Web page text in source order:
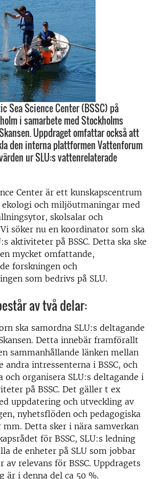
Sea Science Center (BSSC) på
i samarbete med Stockholms
Uppdraget omfattar också att
den interna plattformen Vattenforum
ur SLU:s vattenrelaterade
Center är ett kunskapscentrum
ekologi och miljöutmaningar med
skolsalar och
söker nu en koordinator som ska
aktiviteter på BSSC. Detta ska ske
mycket omfattande,
forskningen och
som bedrivs på SLU.
av två delar:
ska samordna SLU:s deltagande
Detta innebär framförallt
sammanhållande länken mellan
andra intressenterna i BSSC, och
och organisera SLU:s deltagande i
på BSSC. Det gäller t ex
uppdatering och utveckling av
nyhetsflöden och pedagogiska
Detta sker i nära samverkan
för BSSC, SLU:s ledning
de enheter på SLU som jobbar
av relevans för BSSC. Uppdragets
är i denna del ca 50 %.